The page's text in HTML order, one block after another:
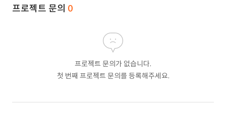
프로젝트 문의 0
프로젝트 문의가 없습니다.
첫 번째 프로젝트 문의를 등록해주세요.